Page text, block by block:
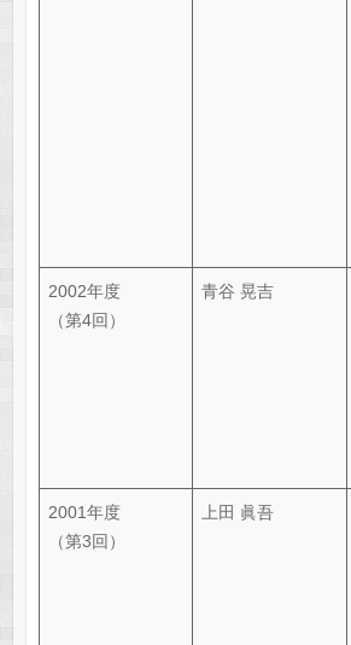
2002年度
（第4回）
青谷 晃吉
2001年度
（第3回）
上田 眞吾